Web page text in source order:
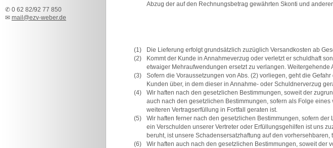
✆ 0 62 82/92 77 850
✉ mail@ezv-weber.de
Abzug der auf den Rechnungsbetrag gewährten Skonti und
(1)
Die Lieferung erfolgt grundsätzlich zuzüglich Versandkosten ab
(2)
Kommt der Kunde in Annahmeverzug oder verletzt er schuldhaft
etwaiger Mehraufwendungen ersetzt zu verlangen. Weitergehende
(3)
Sofern die Voraussetzungen von Abs. (2) vorliegen, geht die
Kunden über, in dem dieser in Annahme- oder Schuldnerverzug
(4)
Wir haften nach den gesetzlichen Bestimmungen, soweit der
auch nach den gesetzlichen Bestimmungen, sofern als Folge
weiteren Vertragserfüllung in Fortfall geraten ist.
(5)
Wir haften ferner nach den gesetzlichen Bestimmungen, sofern
ein Verschulden unserer Vertreter oder Erfüllungsgehilfen ist uns
beruht, ist unsere Schadensersatzhaftung auf den
(6)
Wir haften auch nach den gesetzlichen Bestimmungen, soweit der